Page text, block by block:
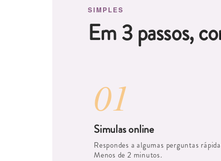
SIMPLES
Em 3 passos,
01
Simulas online
Respondes a algumas perguntas
Menos de 2 minutos.